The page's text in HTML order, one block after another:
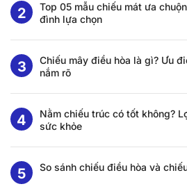
Top 05 mẫu chiếu mát ưa
đình lựa chọn
Chiếu mây điều hòa là gì? Ưu
nắm rõ
Nằm chiếu trúc có tốt không?
sức khỏe
So sánh chiếu điều hòa và